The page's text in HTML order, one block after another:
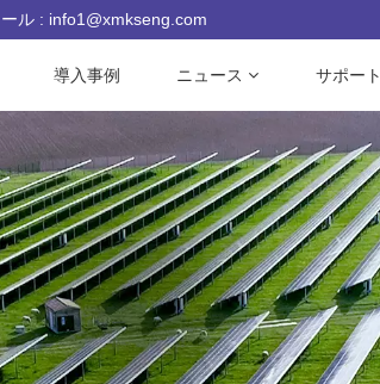
ール : info1@xmkseng.com
導入事例 ニュース サポート